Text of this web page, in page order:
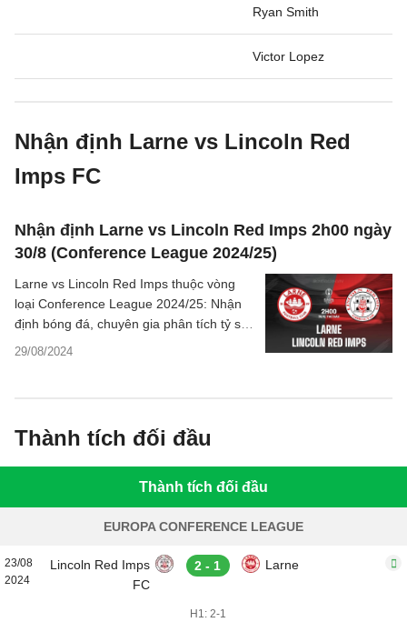
Ryan Smith
Victor Lopez
Nhận định Larne vs Lincoln Red
Imps FC
Nhận định Larne vs Lincoln Red Imps 2h00 ngày
30/8 (Conference League 2024/25)
29/08/2024
Larne vs Lincoln Red Imps thuộc vòng
loại Conference League 2024/25: Nhận
định bóng đá, chuyên gia phân tích tỷ số
trận đấu, thông tin dự đoán kết quả.
Thành tích đối đầu
Thành tích đối đầu
EUROPA CONFERENCE LEAGUE
23/08
2024
Lincoln Red Imps
FC
2 - 1 Larne
H1: 2-1